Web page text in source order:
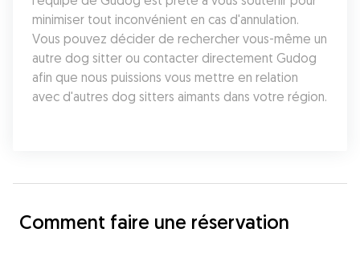
minimiser tout inconvénient en cas d'annulation.
Vous pouvez décider de rechercher vous-même un
autre dog sitter ou contacter directement Gudog
afin que nous puissions vous mettre en relation
avec d'autres dog sitters aimants dans votre région.
Comment faire une réservation